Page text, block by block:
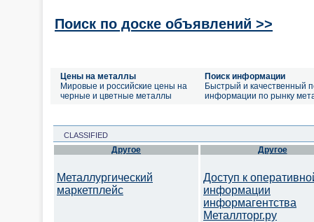
Поиск по доске объявлений >>
Цены на металлы
Мировые и российские цены на
черные и цветные металлы
Поиск информации
Быстрый и качественный
информации по рынку
CLASSIFIED
Другое
Металлургический
маркетплейс
Другое
Доступ к
информации
информагентства
Металлторг.ру